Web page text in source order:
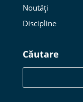
Noutăți
Discipline
Căutare